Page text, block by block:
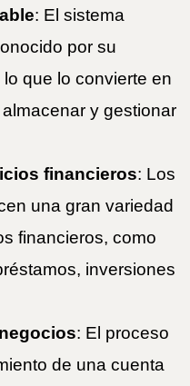
: El sistema
por su
que lo convierte en
y gestionar
financieros: Los
una gran variedad
financieros, como
inversiones
: El proceso
de una cuenta